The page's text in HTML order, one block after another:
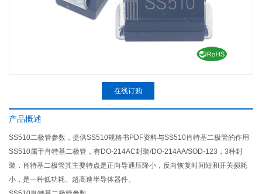
在线订购
产品概述
SS510二极管参数，提供SS510规格书PDF资料与SS510肖特基二极管的作用
SS510属于肖特基二极管，有DO-214AC封装/DO-214AA/SOD-123，3种封
装，肖特基二极管其主要特点是正向导通压降小，反向恢复时间短和开关损耗
小，是一种低功耗、超高速半导体器件。